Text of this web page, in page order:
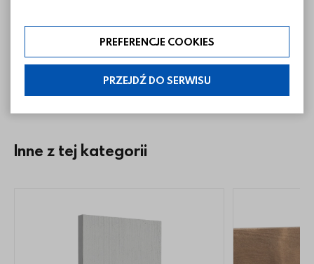
zakres klikając w „Preferencje cookies”. W każdej chwili
możesz modyfikować udzielone zgody w zakładce:
informacje i regulaminy — ustawienia cookies.
PREFERENCJE COOKIES
PRZEJDŹ DO SERWISU
Inne z tej kategorii